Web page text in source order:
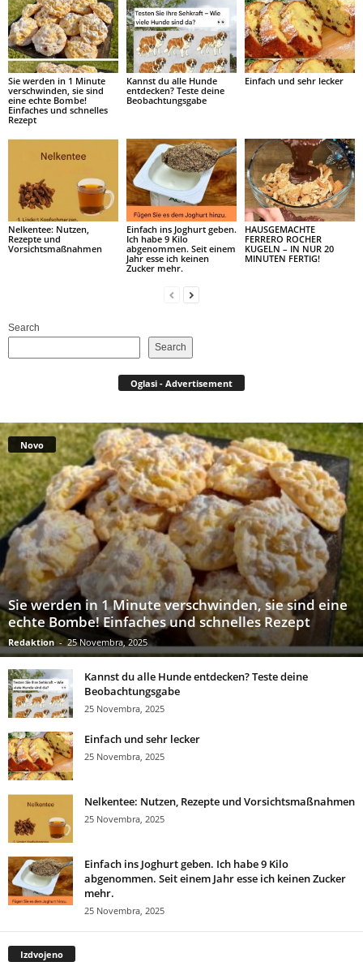
Sie werden in 1 Minute
verschwinden, sie sind
eine echte Bombe!
Einfaches und schnelles
Rezept
Kannst du alle Hunde
entdecken? Teste deine
Beobachtungsgabe
Einfach und sehr lecker
Nelkentee: Nutzen,
Rezepte und
Vorsichtsmaßnahmen
Einfach ins Joghurt geben.
Ich habe 9 Kilo
abgenommen. Seit einem
Jahr esse ich keinen
Zucker mehr.
HAUSGEMACHTE
FERRERO ROCHER
KUGELN – IN NUR 20
MINUTEN FERTIG!
Search
Search
Oglasi - Advertisement
Novo
Sie werden in 1 Minute verschwinden, sie sind eine
echte Bombe! Einfaches und schnelles Rezept
Redaktion - 25 Novembra, 2025
Kannst du alle Hunde entdecken? Teste deine
Beobachtungsgabe
25 Novembra, 2025
Einfach und sehr lecker
25 Novembra, 2025
Nelkentee: Nutzen, Rezepte und Vorsichtsmaßnahmen
25 Novembra, 2025
Einfach ins Joghurt geben. Ich habe 9 Kilo
abgenommen. Seit einem Jahr esse ich keinen Zucker
mehr.
25 Novembra, 2025
Izdvojeno